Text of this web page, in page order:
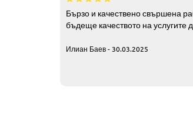
Бързо и качествено свършена
бъдеще качеството на услугите
Илиан Баев - 30.03.2025